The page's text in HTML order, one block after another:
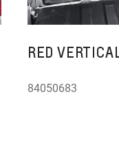
RED
84050683